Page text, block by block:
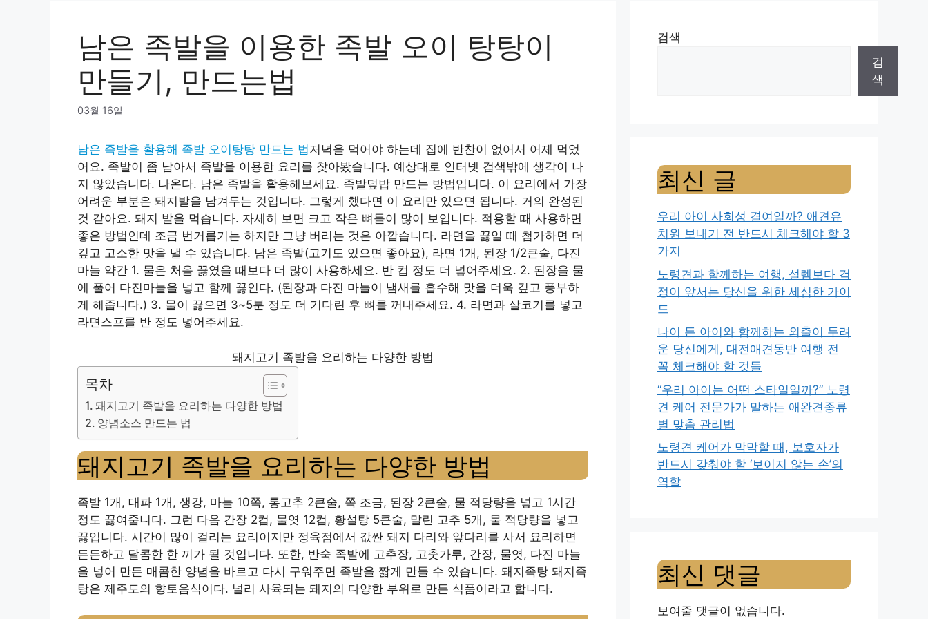
남은 족발을 이용한 족발 오이 탕탕이
만들기, 만드는법
03월 16일
남은 족발을 활용해 족발 오이탕탕 만드는 법저녁을 먹어야 하는데 집에 반찬이 없어서 어제 먹었
어요. 족발이 좀 남아서 족발을 이용한 요리를 찾아봤습니다. 예상대로 인터넷 검색밖에 생각이 나
지 않았습니다. 나온다. 남은 족발을 활용해보세요. 족발덮밥 만드는 방법입니다. 이 요리에서 가장
어려운 부분은 돼지발을 남겨두는 것입니다. 그렇게 했다면 이 요리만 있으면 됩니다. 거의 완성된
것 같아요. 돼지 발을 먹습니다. 자세히 보면 크고 작은 뼈들이 많이 보입니다. 적용할 때 사용하면
좋은 방법인데 조금 번거롭기는 하지만 그냥 버리는 것은 아깝습니다. 라면을 끓일 때 첨가하면 더
깊고 고소한 맛을 낼 수 있습니다. 남은 족발(고기도 있으면 좋아요), 라면 1개, 된장 1/2큰술, 다진
마늘 약간 1. 물은 처음 끓였을 때보다 더 많이 사용하세요. 반 컵 정도 더 넣어주세요. 2. 된장을 물
에 풀어 다진마늘을 넣고 함께 끓인다. (된장과 다진 마늘이 냄새를 흡수해 맛을 더욱 깊고 풍부하
게 해줍니다.) 3. 물이 끓으면 3~5분 정도 더 기다린 후 뼈를 꺼내주세요. 4. 라면과 살코기를 넣고
라면스프를 반 정도 넣어주세요.
돼지고기 족발을 요리하는 다양한 방법
목차
돼지고기 족발을 요리하는 다양한 방법
양념소스 만드는 법
돼지고기 족발을 요리하는 다양한 방법
족발 1개, 대파 1개, 생강, 마늘 10쪽, 통고추 2큰술, 쪽 조금, 된장 2큰술, 물 적당량을 넣고 1시간
정도 끓여줍니다. 그런 다음 간장 2컵, 물엿 12컵, 황설탕 5큰술, 말린 고추 5개, 물 적당량을 넣고
끓입니다. 시간이 많이 걸리는 요리이지만 정육점에서 값싼 돼지 다리와 앞다리를 사서 요리하면
든든하고 달콤한 한 끼가 될 것입니다. 또한, 반숙 족발에 고추장, 고춧가루, 간장, 물엿, 다진 마늘
을 넣어 만든 매콤한 양념을 바르고 다시 구워주면 족발을 짧게 만들 수 있습니다. 돼지족탕 돼지족
탕은 제주도의 향토음식이다. 널리 사육되는 돼지의 다양한 부위로 만든 식품이라고 합니다.
검색
검
색
최신 글
우리 아이 사회성 결여일까? 애견유
치원 보내기 전 반드시 체크해야 할 3
가지
노령견과 함께하는 여행, 설렘보다 걱
정이 앞서는 당신을 위한 세심한 가이
드
나이 든 아이와 함께하는 외출이 두려
운 당신에게, 대전애견동반 여행 전
꼭 체크해야 할 것들
“우리 아이는 어떤 스타일일까?” 노령
견 케어 전문가가 말하는 애완견종류
별 맞춤 관리법
노령견 케어가 막막할 때, 보호자가
반드시 갖춰야 할 ‘보이지 않는 손’의
역할
최신 댓글
보여줄 댓글이 없습니다.